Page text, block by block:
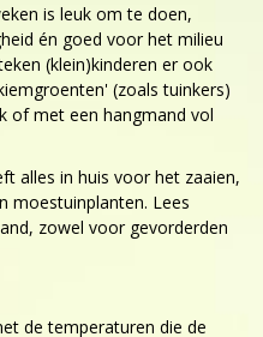
is leuk om te doen,
én goed voor het milieu
(klein)kinderen er ook
(zoals tuinkers)
of met een hangmand vol
alles in huis voor het zaaien,
moestuinplanten. Lees
zowel voor gevorderden
de temperaturen die de